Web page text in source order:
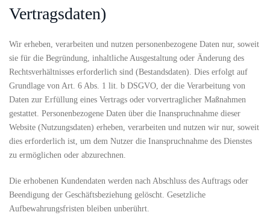
Vertragsdaten)
Wir erheben, verarbeiten und nutzen personenbezogene Daten nur, soweit
sie für die Begründung, inhaltliche Ausgestaltung oder Änderung des
Rechtsverhältnisses erforderlich sind (Bestandsdaten). Dies erfolgt auf
Grundlage von Art. 6 Abs. 1 lit. b DSGVO, der die Verarbeitung von
Daten zur Erfüllung eines Vertrags oder vorvertraglicher Maßnahmen
gestattet. Personenbezogene Daten über die Inanspruchnahme dieser
Website (Nutzungsdaten) erheben, verarbeiten und nutzen wir nur, soweit
dies erforderlich ist, um dem Nutzer die Inanspruchnahme des Dienstes
zu ermöglichen oder abzurechnen.
Die erhobenen Kundendaten werden nach Abschluss des Auftrags oder
Beendigung der Geschäftsbeziehung gelöscht. Gesetzliche
Aufbewahrungsfristen bleiben unberührt.